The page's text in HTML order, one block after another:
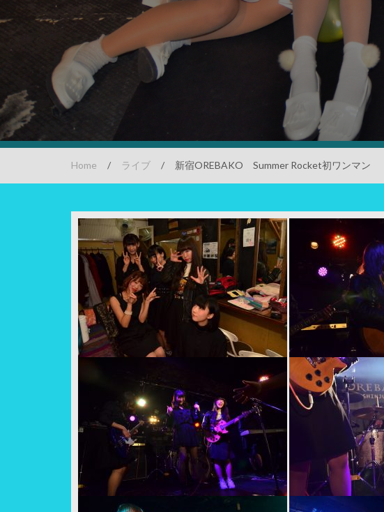
Home / ライブ / 新宿OREBAKO Summer Rocket初ワンマン